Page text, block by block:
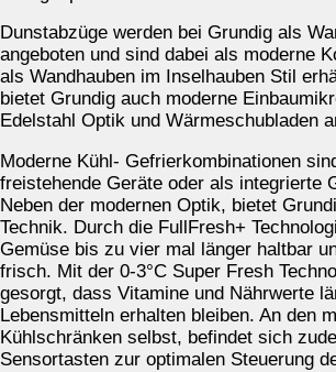
Dunstabzüge werden bei Grundig als
angeboten und sind dabei als moderne
als Wandhauben im Inselhauben Stil
bietet Grundig auch moderne
Edelstahl Optik und Wärmeschubladen
Moderne Kühl- Gefrierkombinationen
freistehende Geräte oder als integrierte
Neben der modernen Optik, bietet
Technik. Durch die FullFresh+
Gemüse bis zu vier mal länger haltbar
frisch. Mit der 0-3°C Super Fresh
gesorgt, dass Vitamine und Nährwerte
Lebensmitteln erhalten bleiben. An den
Kühlschränken selbst, befindet sich
Sensortasten zur optimalen Steuerung